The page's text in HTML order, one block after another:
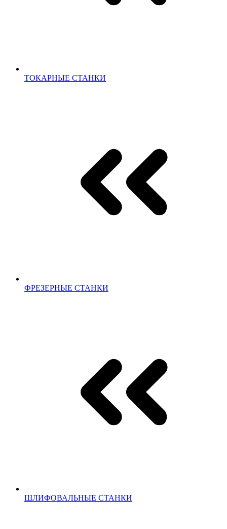
ТОКАРНЫЕ СТАНКИ
ФРЕЗЕРНЫЕ СТАНКИ
ШЛИФОВАЛЬНЫЕ СТАНКИ